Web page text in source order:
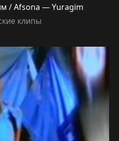
/ Afsona — Yuragim
клипы